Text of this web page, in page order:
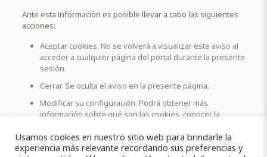
Ante esta información es posible llevar a cabo las siguientes
acciones:
Aceptar cookies. No se volverá a visualizar este aviso al
acceder a cualquier página del portal durante la presente
sesión.
Cerrar. Se oculta el aviso en la presente página.
Modificar su configuración. Podrá obtener más
información sobre qué son las cookies, conocer la
configuración de su navegador.
Usamos cookies en nuestro sitio web para brindarle la
experiencia más relevante recordando sus preferencias y